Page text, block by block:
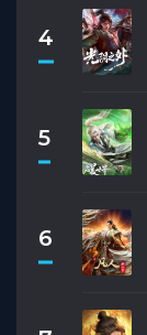
4
5
6